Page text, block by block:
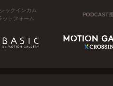
ックインカム
ットフォーム
PODCAST